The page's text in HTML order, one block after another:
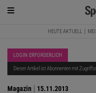
HEUTE AKTUELL
LOGIN ERFORDERLICH
Dieser Artikel ist Abonnenten mit
Magazin 15.11.2013